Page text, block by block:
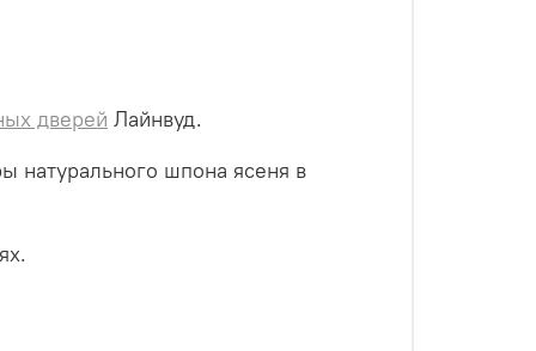
дверей Лайнвуд.
натурального шпона ясеня в